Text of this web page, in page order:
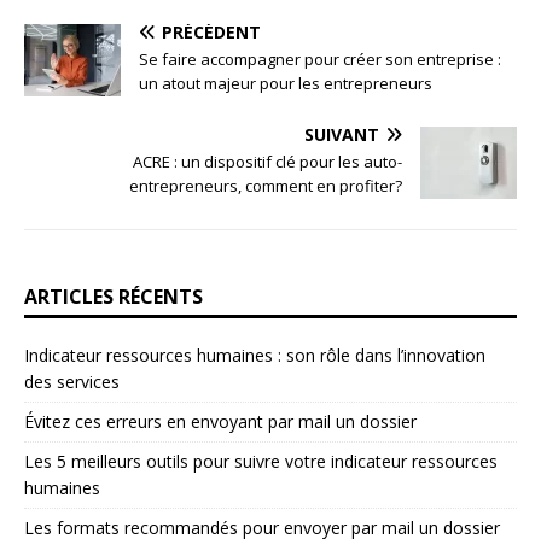
PRÉCÉDENT
Se faire accompagner pour créer son entreprise :
un atout majeur pour les entrepreneurs
SUIVANT
ACRE : un dispositif clé pour les auto-
entrepreneurs, comment en profiter?
ARTICLES RÉCENTS
Indicateur ressources humaines : son rôle dans l’innovation
des services
Évitez ces erreurs en envoyant par mail un dossier
Les 5 meilleurs outils pour suivre votre indicateur ressources
humaines
Les formats recommandés pour envoyer par mail un dossier